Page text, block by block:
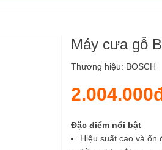
Máy cưa gỗ
Thương hiệu: BOSCH
Đặc điểm nổi bật
Hiệu suất cao và ổn